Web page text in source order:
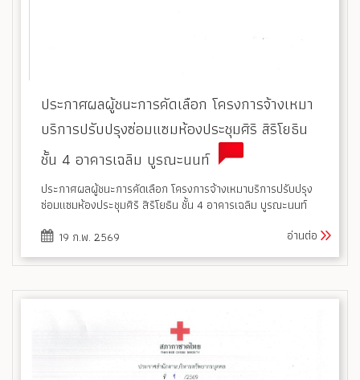
ประกาศผลผู้ชนะการคัดเลือก โครงการจ้างเหมา
บริการปรับปรุงซ่อมแซมห้องประชุมศิริ สิริโยธิน
ชั้น 4 อาคารเฉลิม บูรณะนนท์
ประกาศผลผู้ชนะการคัดเลือก โครงการจ้างเหมาบริการปรับปรุง
ซ่อมแซมห้องประชุมศิริ สิริโยธิน ชั้น 4 อาคารเฉลิม บูรณะนนท์
19 ก.พ. 2569
อ่านต่อ